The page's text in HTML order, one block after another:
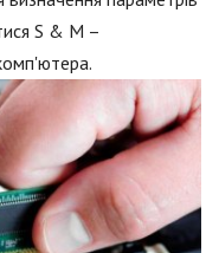
S & M –